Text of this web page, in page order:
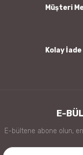
Müşteri
Kolay İade
E-
E-bültene abone olun,